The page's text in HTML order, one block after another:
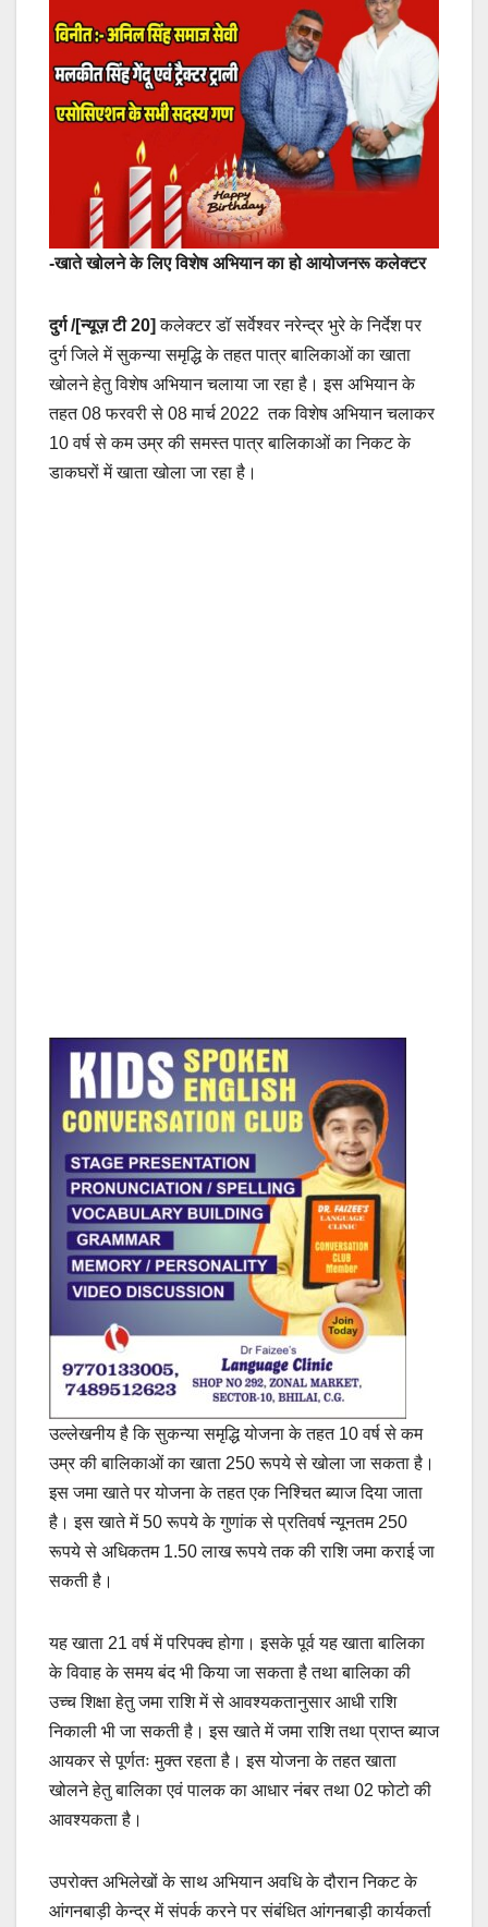
-खाते खोलने के लिए विशेष अभियान का हो आयोजनरू कलेक्टर
दुर्ग /[न्यूज़ टी 20]कलेक्टर डॉ सर्वेश्वर नरेन्द्र भुरे के निर्देश पर
दुर्ग जिले में सुकन्या समृद्धि के तहत पात्र बालिकाओं का खाता
खोलने हेतु विशेष अभियान चलाया जा रहा है। इस अभियान के
तहत 08 फरवरी से 08 मार्च 2022 तक विशेष अभियान चलाकर
10 वर्ष से कम उम्र की समस्त पात्र बालिकाओं का निकट के
डाकघरों में खाता खोला जा रहा है।
उल्लेखनीय है कि सुकन्या समृद्धि योजना के तहत 10 वर्ष से कम
उम्र की बालिकाओं का खाता 250 रूपये से खोला जा सकता है।
इस जमा खाते पर योजना के तहत एक निश्चित ब्याज दिया जाता
है। इस खाते में 50 रूपये के गुणांक से प्रतिवर्ष न्यूनतम 250
रूपये से अधिकतम 1.50 लाख रूपये तक की राशि जमा कराई जा
सकती है।
यह खाता 21 वर्ष में परिपक्व होगा। इसके पूर्व यह खाता बालिका
के विवाह के समय बंद भी किया जा सकता है तथा बालिका की
उच्च शिक्षा हेतु जमा राशि में से आवश्यकतानुसार आधी राशि
निकाली भी जा सकती है। इस खाते में जमा राशि तथा प्राप्त ब्याज
आयकर से पूर्णतः मुक्त रहता है। इस योजना के तहत खाता
खोलने हेतु बालिका एवं पालक का आधार नंबर तथा 02 फोटो की
आवश्यकता है।
उपरोक्त अभिलेखों के साथ अभियान अवधि के दौरान निकट के
आंगनबाड़ी केन्द्र में संपर्क करने पर संबंधित आंगनबाड़ी कार्यकर्ता